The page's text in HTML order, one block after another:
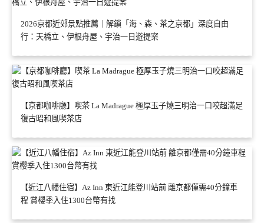
2026京都近郊景點推薦｜解鎖「海、森、茶之京都」深度自由
行：天橋立、伊根舟屋、宇治一日遊提案
【京都咖啡廳】喫茶 La Madrague 極厚玉子燒三明治一口咬超滿足
復古昭和風喫茶店
【近江八幡住宿】Az Inn 東近江能登川站前 離京都僅需40分鐘車
程 賞櫻季入住1300台幣有找